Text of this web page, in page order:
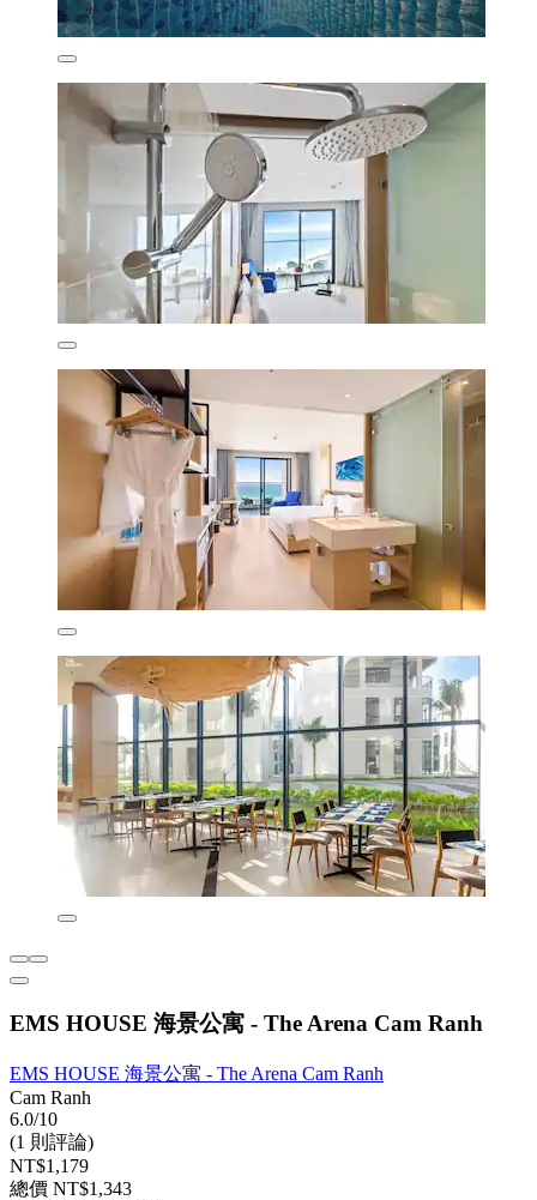
EMS HOUSE 海景公寓 - The Arena Cam Ranh
EMS HOUSE 海景公寓 - The Arena Cam Ranh
Cam Ranh
6.0/10
(1 則評論)
NT$1,179
總價 NT$1,343